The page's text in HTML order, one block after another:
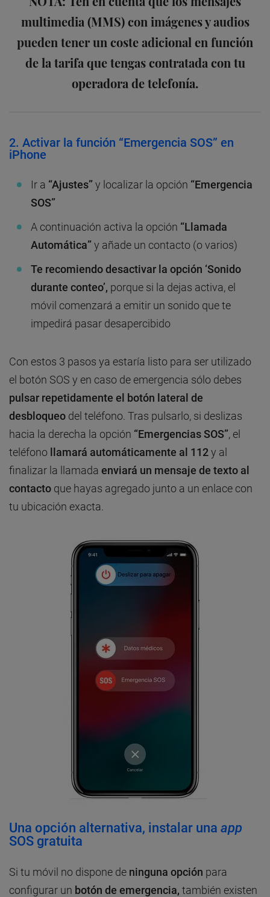
multimedia (MMS) con imágenes y audios
pueden tener un coste adicional en función
de la tarifa que tengas contratada con tu
operadora de telefonía.
2. Activar la función “Emergencia SOS” en
iPhone
Ir a “Ajustes” y localizar la opción “Emergencia
SOS”
A continuación activa la opción “Llamada
Automática” y añade un contacto (o varios)
Te recomiendo desactivar la opción ‘Sonido
durante conteo’, porque si la dejas activa, el
móvil comenzará a emitir un sonido que te
impedirá pasar desapercibido
Con estos 3 pasos ya estaría listo para ser utilizado
el botón SOS y en caso de emergencia sólo debes
pulsar repetidamente el botón lateral de
desbloqueo del teléfono. Tras pulsarlo, si deslizas
hacia la derecha la opción “Emergencias SOS”, el
teléfono llamará automáticamente al 112y al
finalizar la llamada enviará un mensaje de texto al
contacto que hayas agregado junto a un enlace con
tu ubicación exacta.
Una opción alternativa, instalar una app
SOS gratuita
Si tu móvil no dispone de ninguna opción para
configurar un botón de emergencia, también existen